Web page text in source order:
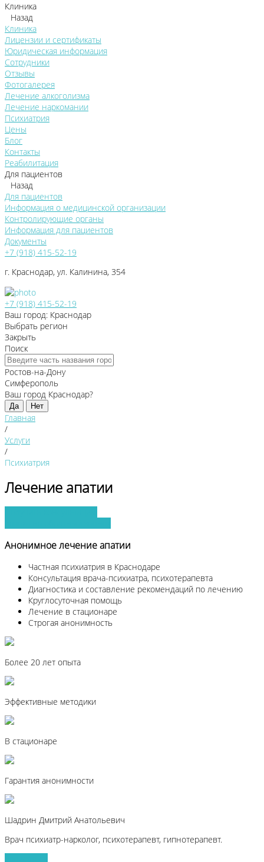
Клиника
Назад
Клиника
Лицензии и сертификаты
Юридическая информация
Сотрудники
Отзывы
Фотогалерея
Лечение алкоголизма
Лечение наркомании
Психиатрия
Цены
Блог
Контакты
Реабилитация
Для пациентов
Назад
Для пациентов
Информация о медицинской организации
Контролирующие органы
Информация для пациентов
Документы
+7 (918) 415-52-19
г. Краснодар, ул. Калинина, 354
+7 (918) 415-52-19
Ваш город: Краснодар
Выбрать регион
Закрыть
Поиск
Ростов-на-Дону
Симферополь
Ваш город Краснодар?
Да Нет
Главная
/
Услуги
/
Психиатрия
Лечение апатии
Анонимное лечение апатии
Частная психиатрия в Краснодаре
Консультация врача-психиатра, психотерапевта
Диагностика и составление рекомендаций по лечению
Круглосуточная помощь
Лечение в стационаре
Строгая анонимность
Более 20 лет опыта
Эффективные методики
В стационаре
Гарантия анонимности
Шадрин Дмитрий Анатольевич
Врач психиатр-нарколог, психотерапевт, гипнотерапевт.